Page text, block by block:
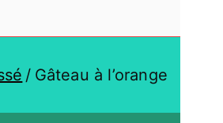
Gâteau à l’orange